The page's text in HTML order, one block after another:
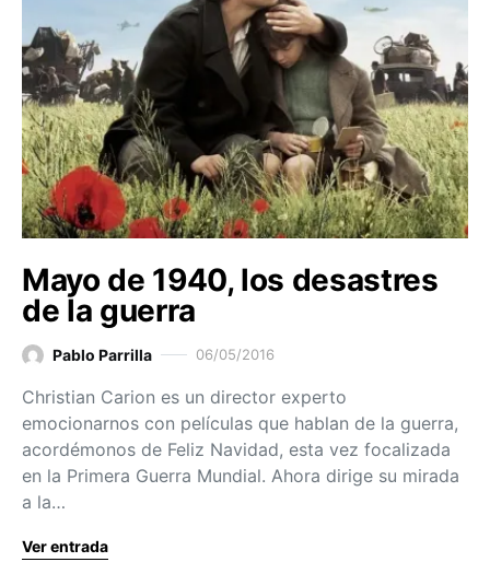
Mayo de 1940, los desastres
de la guerra
Pablo Parrilla 06/05/2016
Christian Carion es un director experto
emocionarnos con películas que hablan de la guerra,
acordémonos de Feliz Navidad, esta vez focalizada
en la Primera Guerra Mundial. Ahora dirige su mirada
a la…
Ver entrada